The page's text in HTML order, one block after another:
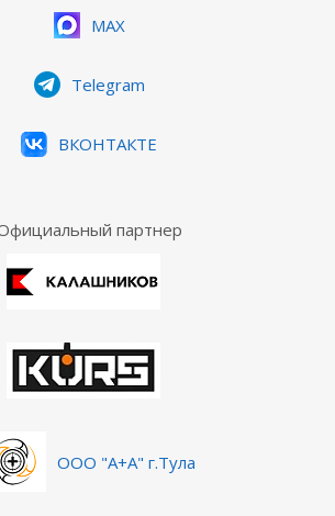
MAX
Telegram
ВКОНТАКТЕ
партнер
ООО "А+А" г.Тула